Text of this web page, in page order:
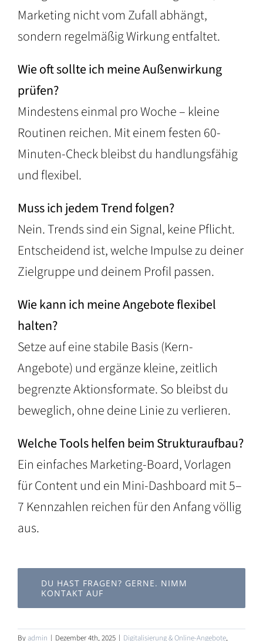
Marketing nicht vom Zufall abhängt,
sondern regelmäßig Wirkung entfaltet.
Wie oft sollte ich meine Außenwirkung
prüfen?
Mindestens einmal pro Woche – kleine
Routinen reichen. Mit einem festen 60-
Minuten-Check bleibst du handlungsfähig
und flexibel.
Muss ich jedem Trend folgen?
Nein. Trends sind ein Signal, keine Pflicht.
Entscheidend ist, welche Impulse zu deiner
Zielgruppe und deinem Profil passen.
Wie kann ich meine Angebote flexibel
halten?
Setze auf eine stabile Basis (Kern-
Angebote) und ergänze kleine, zeitlich
begrenzte Aktionsformate. So bleibst du
beweglich, ohne deine Linie zu verlieren.
Welche Tools helfen beim Strukturaufbau?
Ein einfaches Marketing-Board, Vorlagen
für Content und ein Mini-Dashboard mit 5–
7 Kennzahlen reichen für den Anfang völlig
aus.
DU HAST FRAGEN? GERNE. NIMM
KONTAKT AUF
Byadmin | Dezember 4th, 2025 | Digitalisierung & Online-Angebote,